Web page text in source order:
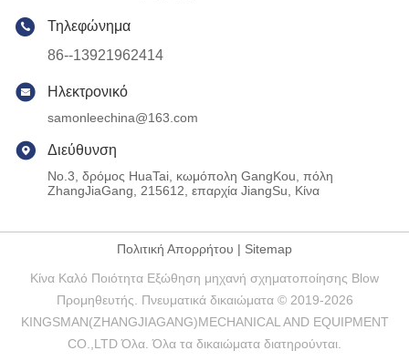
Τηλεφώνημα
86--13921962414
Ηλεκτρονικό
samonleechina@163.com
Διεύθυνση
No.3, δρόμος HuaTai, κωμόπολη GangKou, πόλη
ZhangJiaGang, 215612, επαρχία JiangSu, Κίνα
Πολιτική Απορρήτου | Sitemap
Κίνα Καλό Ποιότητα Εξώθηση μηχανή σχηματοποίησης Blow
Προμηθευτής. Πνευματικά δικαιώματα © 2019-2026
KINGSMAN(ZHANGJIAGANG)MECHANICAL AND EQUIPMENT
CO.,LTD Όλα. Όλα τα δικαιώματα διατηρούνται.